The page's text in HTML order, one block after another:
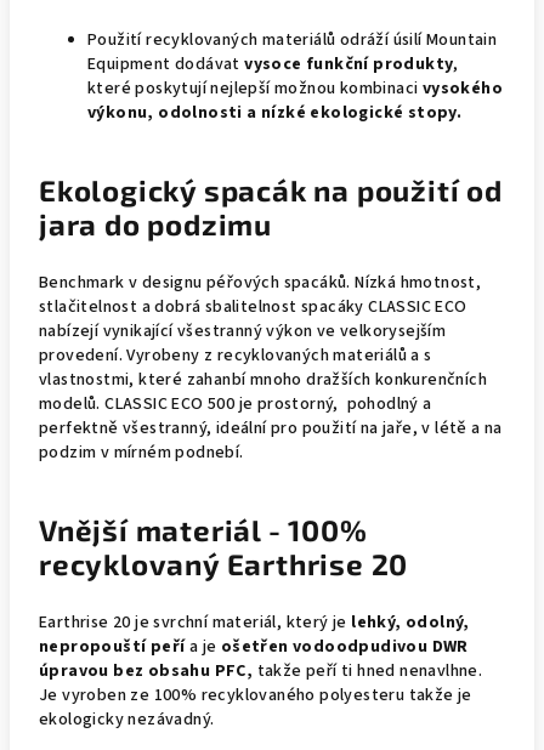
Použití recyklovaných materiálů odráží úsilí Mountain
Equipment dodávat vysoce funkční produkty,
které poskytují nejlepší možnou kombinaci vysokého
výkonu, odolnosti a nízké ekologické stopy.
Ekologický spacák na použití od
jara do podzimu
Benchmark v designu péřových spacáků. Nízká hmotnost,
stlačitelnost a dobrá sbalitelnost spacáky CLASSIC ECO
nabízejí vynikající všestranný výkon ve velkorysejším
provedení. Vyrobeny z recyklovaných materiálů a s
vlastnostmi, které zahanbí mnoho dražších konkurenčních
modelů. CLASSIC ECO 500 je prostorný, pohodlný a
perfektně všestranný, ideální pro použití na jaře, v létě a na
podzim v mírném podnebí.
Vnější materiál - 100%
recyklovaný Earthrise 20
Earthrise 20 je svrchní materiál, který je lehký, odolný,
nepropouští peřía je ošetřen vodoodpudivou DWR
úpravou bez obsahu PFC, takže peří ti hned nenavlhne.
Je vyroben ze 100% recyklovaného polyesteru takže je
ekologicky nezávadný.